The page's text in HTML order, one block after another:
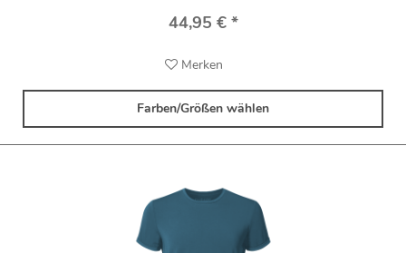
44,95 € *
Merken
Farben/Größen wählen